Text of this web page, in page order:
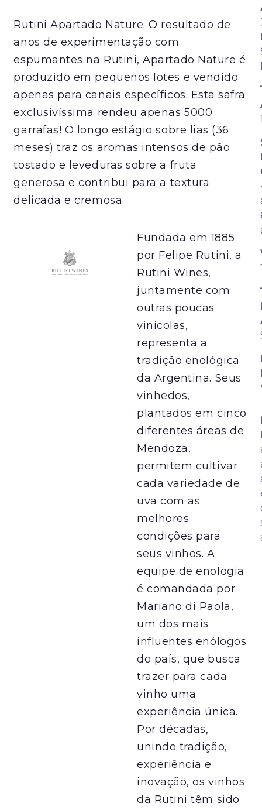
Rutini Apartado Nature. O resultado de
anos de experimentação com
espumantes na Rutini, Apartado Nature é
produzido em pequenos lotes e vendido
apenas para canais específicos. Esta safra
exclusivíssima rendeu apenas 5000
garrafas! O longo estágio sobre lias (36
meses) traz os aromas intensos de pão
tostado e leveduras sobre a fruta
generosa e contribui para a textura
delicada e cremosa.
Fundada em 1885
por Felipe Rutini, a
Rutini Wines,
juntamente com
outras poucas
vinícolas,
representa a
tradição enológica
da Argentina. Seus
vinhedos,
plantados em cinco
diferentes áreas de
Mendoza,
permitem cultivar
cada variedade de
uva com as
melhores
condições para
seus vinhos. A
equipe de enologia
é comandada por
Mariano di Paola,
um dos mais
influentes enólogos
do país, que busca
trazer para cada
vinho uma
experiência única.
Por décadas,
unindo tradição,
experiência e
inovação, os vinhos
da Rutini têm sido